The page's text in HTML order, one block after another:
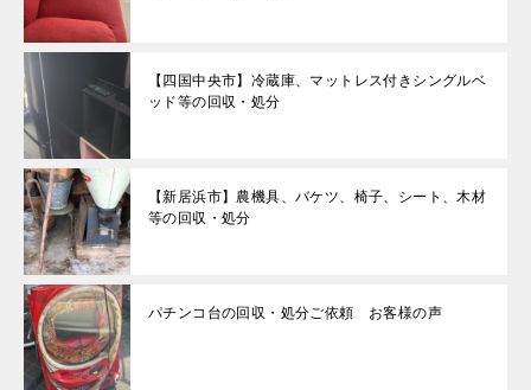
【四国中央市】冷蔵庫、マットレス付きシングルベ
ッド等の回収・処分
【新居浜市】農機具、バケツ、椅子、シート、木材
等の回収・処分
パチンコ台の回収・処分ご依頼 お客様の声